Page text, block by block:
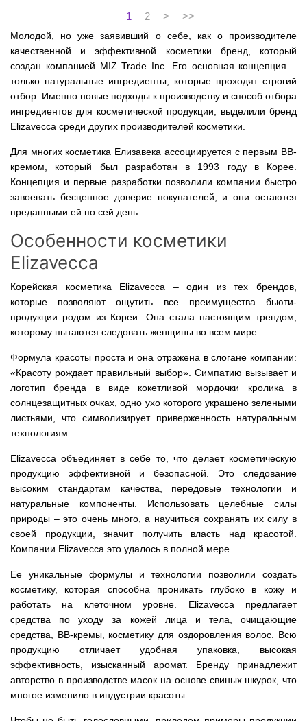
1 2 > >>
Молодой, но уже заявивший о себе, как о производителе
качественной и эффективной косметики бренд, который
создан компанией MIZ Trade Inc. Его основная концепция –
только натуральные ингредиенты, которые проходят строгий
отбор. Именно новые подходы к производству и способ отбора
ингредиентов для косметической продукции, выделили бренд
Elizavecca среди других производителей косметики.
Для многих косметика Елизавека ассоциируется с первым BB-
кремом, который был разработан в 1993 году в Корее.
Концепция и первые разработки позволили компании быстро
завоевать бесценное доверие покупателей, и они остаются
преданными ей по сей день.
Особенности косметики
Elizavecca
Корейская косметика Elizavecca – один из тех брендов,
которые позволяют ощутить все преимущества бьюти-
продукции родом из Кореи. Она стала настоящим трендом,
которому пытаются следовать женщины во всем мире.
Формула красоты проста и она отражена в слогане компании:
«Красоту рождает правильный выбор». Симпатию вызывает и
логотип бренда в виде кокетливой мордочки кролика в
солнцезащитных очках, одно ухо которого украшено зелеными
листьями, что символизирует приверженность натуральным
технологиям.
Elizavecca объединяет в себе то, что делает косметическую
продукцию эффективной и безопасной. Это следование
высоким стандартам качества, передовые технологии и
натуральные компоненты. Использовать целебные силы
природы – это очень много, а научиться сохранять их силу в
своей продукции, значит получить власть над красотой.
Компании Elizavecca это удалось в полной мере.
Ее уникальные формулы и технологии позволили создать
косметику, которая способна проникать глубоко в кожу и
работать на клеточном уровне. Elizavecca предлагает
средства по уходу за кожей лица и тела, очищающие
средства, BB-кремы, косметику для оздоровления волос. Всю
продукцию отличает удобная упаковка, высокая
эффективность, изысканный аромат. Бренду принадлежит
авторство в производстве масок на основе свиных шкурок, что
многое изменило в индустрии красоты.